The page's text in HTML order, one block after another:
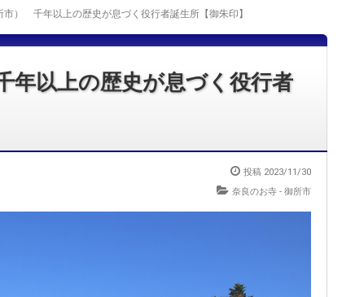
市） 千年以上の歴史が息づく役行者誕生所【御朱印】
以上の歴史が息づく役行者
投稿 2023/11/30
奈良のお寺 - 御所市